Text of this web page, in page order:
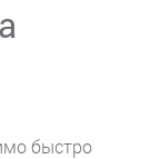
быстро